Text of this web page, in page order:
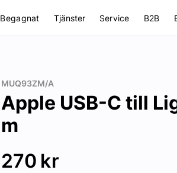
Begagnat Tjänster Service B2B
MUQ93ZM/A
Apple USB-C till
m
270 kr